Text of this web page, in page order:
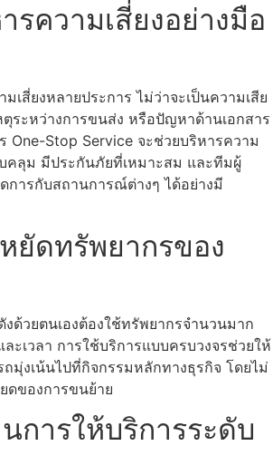
รความเสี่ยงอย่างมือ
เสี่ยงหลายประการ ไม่ว่าจะเป็นความเสีย
ระหว่างการขนส่ง หรือปัญหาด้านเอกสาร
One-Stop Service จะช่วยบริหารความ
บคลุม มีประกันภัยที่เหมาะสม และทีมผู้
การกับสถานการณ์ต่างๆ ได้อย่างมี
ยัดทรัพยากรของ
ด้วยตนเองต้องใช้ทรัพยากรจำนวนมาก
ะเวลา การใช้บริการแบบครบวงจรช่วยให้
มุ่งเน้นไปที่กิจกรรมหลักทางธุรกิจ โดยไม่
ดของการขนย้าย
การให้บริการระดับ